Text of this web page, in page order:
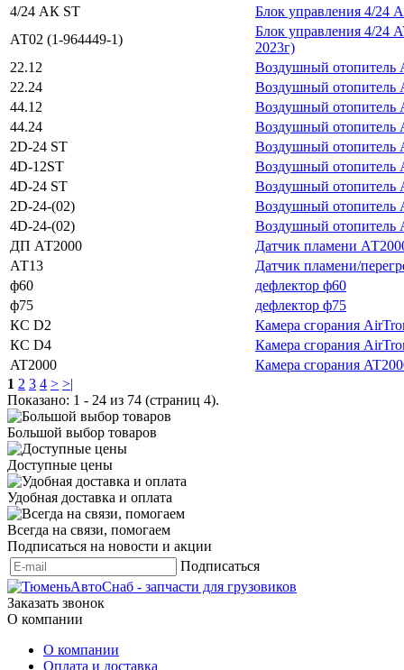
4/24 АК ST
Блок управления 4/24
АТ02 (1-964449-1)
Блок управления 4/24
2023г)
22.12
Воздушный отопитель
22.24
Воздушный отопитель
44.12
Воздушный отопитель
44.24
Воздушный отопитель
2D-24 ST
Воздушный отопитель
4D-12ST
Воздушный отопитель
4D-24 ST
Воздушный отопитель
2D-24-(02)
Воздушный отопитель
4D-24-(02)
Воздушный отопитель
ДП АТ2000
Датчик пламени
АТ13
Датчик пламени/
ф60
дефлектор ф60
ф75
дефлектор ф75
КС D2
Камера сгорания
КС D4
Камера сгорания
AT2000
Камера сгорания
1 2 3 4 > >|
Показано: 1 - 24 из 74 (страниц 4).
Большой выбор товаров
Доступные цены
Удобная доставка и оплата
Всегда на связи, помогаем
Подписаться на новости и акции
Подписаться
Заказать звонок
О компании
О компании
Оплата и доставка